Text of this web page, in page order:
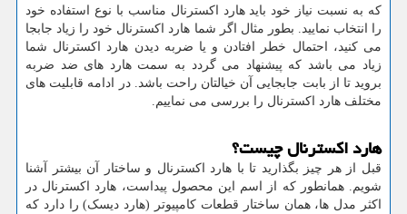
که به نسبت نیاز خود باید هارد اکسترنال مناسب با نوع استفاده خود
را انتخاب نمایید. بطور مثال اگر شما هارد اکسترنال خود را زیاد جابجا
می کنید، احتمال خطر افتادن و یا ضربه دیدن هارد اکسترنال شما
زیاد می باشد که پیشنهاد می گردد به سمت هارد های ضد ضربه
بروید تا از بابت جابجایی آن خیالتان راحت باشد. در ادامه قابلیت های
مختلف هارد اکسترنال را بررسی می نماییم.
هارد اکسترنال چیست؟
قبل از هر چیز بگذارید تا با هارد اکسترنال و ساختار آن بیشتر آشنا
شویم. همانطور که از اسم این محصول پیداست، هارد اکسترنال در
اکثر مدل ها، همان ساختار قطعات کامپیوتر (هارد دیسک) را دارد که